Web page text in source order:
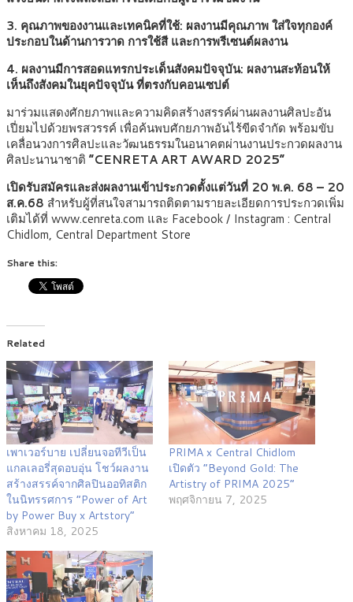
3. คุณภาพของงานและเทคนิคที่ใช้: ผลงานมีคุณภาพ ใส่ใจทุกองค์
ประกอบในด้านการวาด การใช้สี และการพรีเซนต์ผลงาน
4. ผลงานมีการสอดแทรกประเด็นสังคมปัจจุบัน: ผลงานสะท้อนให้
เห็นถึงสังคมในยุคปัจจุบัน ที่ตรงกับคอนเซปต์
มาร่วมแสดงศักยภาพและความคิดสร้างสรรค์ผ่านผลงานศิลปะอัน
เปี่ยมไปด้วยพรสวรรค์ เพื่อค้นพบศักยภาพอันไร้ขีดจำกัด พร้อมขับ
เคลื่อนวงการศิลปะและวัฒนธรรมในอนาคตผ่านงานประกวดผลงาน
ศิลปะนานาชาติ “CENRETA ART AWARD 2025”
เปิดรับสมัครและส่งผลงานเข้าประกวดตั้งแต่วันที่ 20 พ.ค. 68 – 20
ส.ค.68 สำหรับผู้ที่สนใจสามารถติดตามรายละเอียดการประกวดเพิ่ม
เติมได้ที่ www.cenreta.com และ Facebook / Instagram : Central
Chidlom, Central Department Store
Share this:
Related
เพาเวอร์บาย เปลี่ยนจอทีวีเป็น
แกลเลอรี่สุดอบอุ่น โชว์ผลงาน
สร้างสรรค์จากศิลปินออทิสติก
ในนิทรรศการ “Power of Art
by Power Buy x Artstory”
สิงหาคม 18, 2025
PRIMA x Central Chidlom
เปิดตัว “Beyond Gold: The
Artistry of PRIMA 2025”
พฤศจิกายน 7, 2025